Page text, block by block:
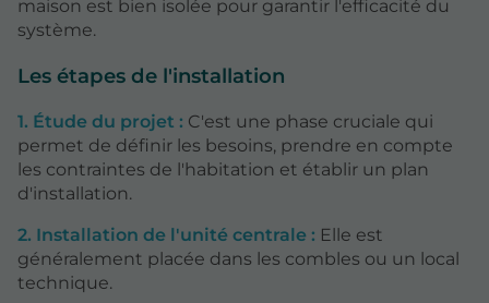
maison est bien isolée pour garantir l'efficacité du
système.
Les étapes de l'installation
1. Étude du projet : C'est une phase cruciale qui
permet de définir les besoins, prendre en compte
les contraintes de l'habitation et établir un plan
d'installation.
2. Installation de l'unité centrale : Elle est
généralement placée dans les combles ou un local
technique.